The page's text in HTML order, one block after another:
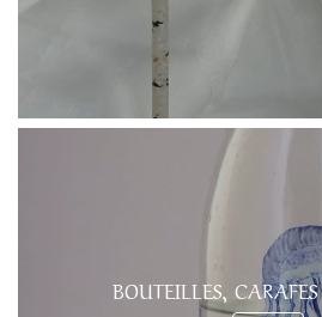
BOUTEILLES,